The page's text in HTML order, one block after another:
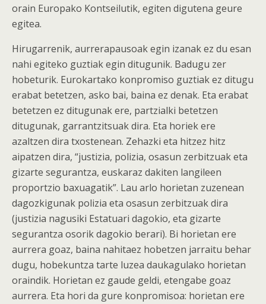
orain Europako Kontseilutik, egiten digutena geure
egitea.
Hirugarrenik, aurrerapausoak egin izanak ez du esan
nahi egiteko guztiak egin ditugunik. Badugu zer
hobeturik. Eurokartako konpromiso guztiak ez ditugu
erabat betetzen, asko bai, baina ez denak. Eta erabat
betetzen ez ditugunak ere, partzialki betetzen
ditugunak, garrantzitsuak dira. Eta horiek ere
azaltzen dira txostenean. Zehazki eta hitzez hitz
aipatzen dira, “justizia, polizia, osasun zerbitzuak eta
gizarte segurantza, euskaraz dakiten langileen
proportzio baxuagatik”. Lau arlo horietan zuzenean
dagozkigunak polizia eta osasun zerbitzuak dira
(justizia nagusiki Estatuari dagokio, eta gizarte
segurantza osorik dagokio berari). Bi horietan ere
aurrera goaz, baina nahitaez hobetzen jarraitu behar
dugu, hobekuntza tarte luzea daukagulako horietan
oraindik. Horietan ez gaude geldi, etengabe goaz
aurrera. Eta hori da gure konpromisoa: horietan ere